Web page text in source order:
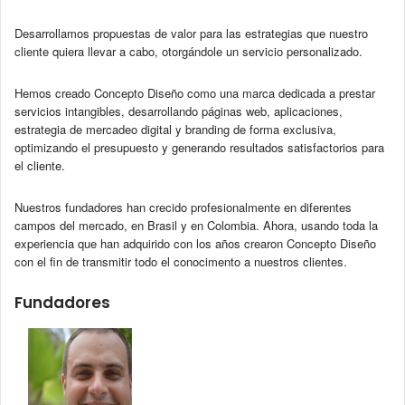
Desarrollamos propuestas de valor para las estrategias que nuestro
cliente quiera llevar a cabo, otorgándole un servicio personalizado.
Hemos creado Concepto Diseño como una marca dedicada a prestar
servicios intangibles, desarrollando páginas web, aplicaciones,
estrategia de mercadeo digital y branding de forma exclusiva,
optimizando el presupuesto y generando resultados satisfactorios para
el cliente.
Nuestros fundadores han crecido profesionalmente en diferentes
campos del mercado, en Brasil y en Colombia. Ahora, usando toda la
experiencia que han adquirido con los años crearon Concepto Diseño
con el fin de transmitir todo el conocimento a nuestros clientes.
Fundadores